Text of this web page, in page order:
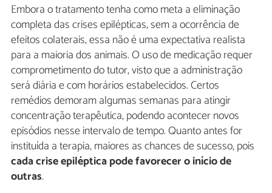
Embora o tratamento tenha como meta a eliminação
completa das crises epilépticas, sem a ocorrência de
efeitos colaterais, essa não é uma expectativa realista
para a maioria dos animais. O uso de medicação requer
comprometimento do tutor, visto que a administração
será diária e com horários estabelecidos. Certos
remédios demoram algumas semanas para atingir
concentração terapêutica, podendo acontecer novos
episódios nesse intervalo de tempo. Quanto antes for
instituída a terapia, maiores as chances de sucesso, pois
cada crise epiléptica pode favorecer o início de
outras.